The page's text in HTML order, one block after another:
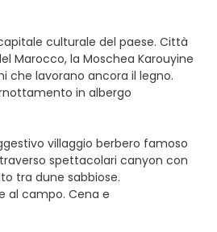
culturale del paese. Città
Marocco, la Moschea Karouyine
che lavorano ancora il legno.
in albergo
villaggio berbero famoso
spettacolari canyon con
tra dune sabbiose.
al campo. Cena e